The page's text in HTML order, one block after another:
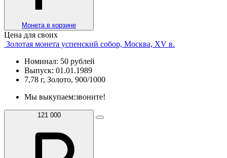
Монета в корзине
Цена для своих
Золотая монета успенский собор, Москва, XV в.
Номинал: 50 рублей
Выпуск: 01.01.1989
7,78 г, Золото, 900/1000
Мы выкупаем:звоните!
121 000